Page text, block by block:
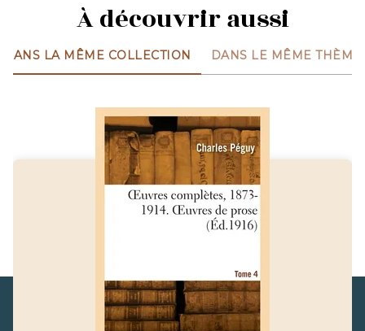
À découvrir aussi
DANS LA MÊME COLLECTION DANS LE MÊME THÈME